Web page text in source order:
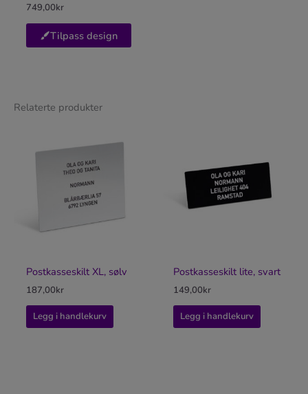
749,00kr
Tilpass design
Relaterte produkter
Postkasseskilt XL, sølv
187,00kr
Legg i handlekurv
Postkasseskilt lite, svart
149,00kr
Legg i handlekurv